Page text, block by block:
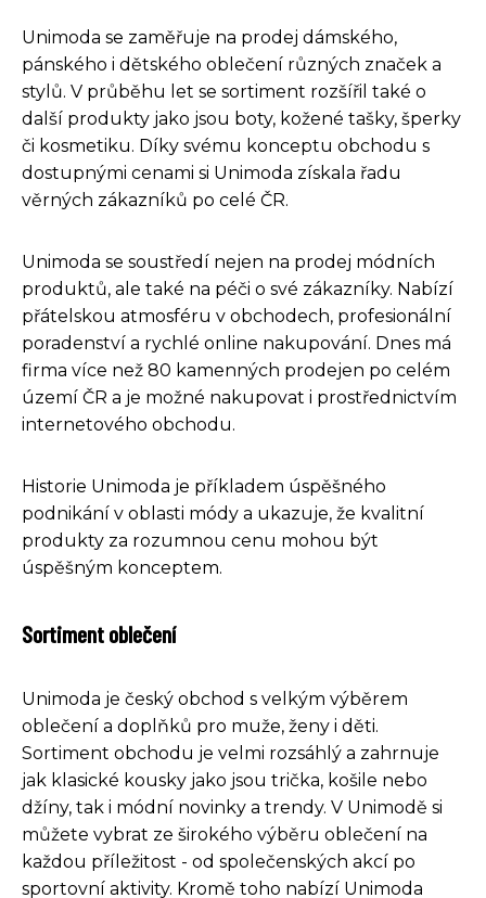
Unimoda se zaměřuje na prodej dámského,
pánského i dětského oblečení různých značek a
stylů. V průběhu let se sortiment rozšířil také o
další produkty jako jsou boty, kožené tašky, šperky
či kosmetiku. Díky svému konceptu obchodu s
dostupnými cenami si Unimoda získala řadu
věrných zákazníků po celé ČR.
Unimoda se soustředí nejen na prodej módních
produktů, ale také na péči o své zákazníky. Nabízí
přátelskou atmosféru v obchodech, profesionální
poradenství a rychlé online nakupování. Dnes má
firma více než 80 kamenných prodejen po celém
území ČR a je možné nakupovat i prostřednictvím
internetového obchodu.
Historie Unimoda je příkladem úspěšného
podnikání v oblasti módy a ukazuje, že kvalitní
produkty za rozumnou cenu mohou být
úspěšným konceptem.
Sortiment oblečení
Unimoda je český obchod s velkým výběrem
oblečení a doplňků pro muže, ženy i děti.
Sortiment obchodu je velmi rozsáhlý a zahrnuje
jak klasické kousky jako jsou trička, košile nebo
džíny, tak i módní novinky a trendy. V Unimodě si
můžete vybrat ze širokého výběru oblečení na
každou příležitost - od společenských akcí po
sportovní aktivity. Kromě toho nabízí Unimoda